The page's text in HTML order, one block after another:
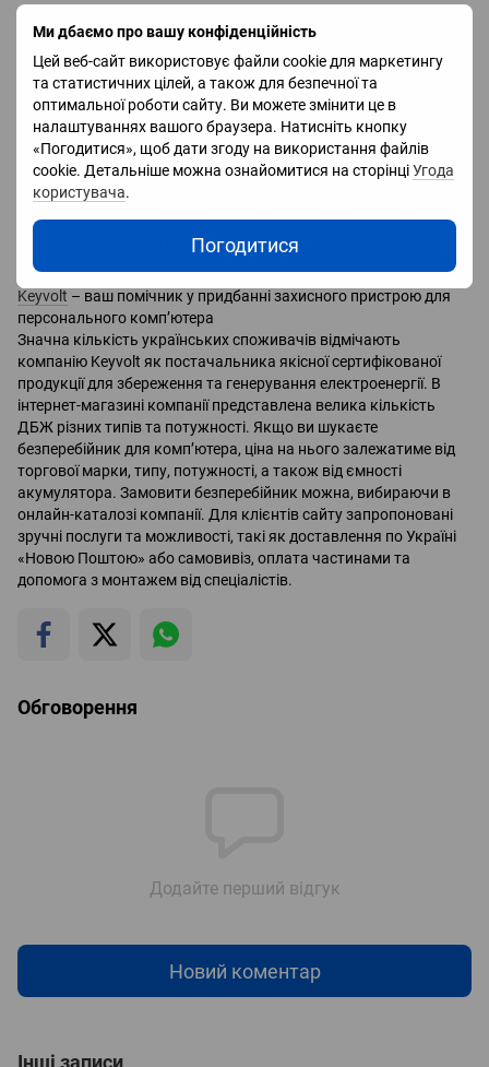
Ми дбаємо про вашу конфіденційність
Цей веб-сайт використовує файли cookie для маркетингу
та статистичних цілей, а також для безпечної та
оптимальної роботи сайту. Ви можете змінити це в
налаштуваннях вашого браузера. Натисніть кнопку
«Погодитися», щоб дати згоду на використання файлів
cookie. Детальніше можна ознайомитися на сторінціУгода
користувача.
Погодитися
невеликий розмір;
зручність розташування кнопок управління.
Щоб купити безперебійник до комп’ютера найкращої
комплектації, спеціалісти радять також звертати увагу на
наявність вбудованого стабілізатора. Перед придбанням дуже
важливо розрахувати загальну потужність пристроїв, які
будуть живитися від альтернативного джерела. Оптимальний
варіант – купити безперебійник для комп’ютера, у якого
потужність буде хоч на 30% вищою сумарного споживання
підключених приладів.
Keyvolt – ваш помічник у придбанні захисного пристрою для
персонального комп’ютера
Значна кількість українських споживачів відмічають
компанію Keyvolt як постачальника якісної сертифікованої
продукції для збереження та генерування електроенергії. В
інтернет-магазині компанії представлена велика кількість
ДБЖ різних типів та потужності. Якщо ви шукаєте
безперебійник для комп’ютера, ціна на нього залежатиме від
торгової марки, типу, потужності, а також від ємності
акумулятора. Замовити безперебійник можна, вибираючи в
онлайн-каталозі компанії. Для клієнтів сайту запропоновані
зручні послуги та можливості, такі як доставлення по Україні
«Новою Поштою» або самовивіз, оплата частинами та
допомога з монтажем від спеціалістів.
Обговорення
Додайте перший відгук
Новий коментар
Інші записи